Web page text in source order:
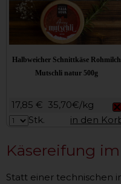
Halbweicher Schnittkäse Rohmilch
Mutschli natur 500g
17,85 € 35,70€/kg
Stk.
in den
Käsereifung
Statt einer technischen